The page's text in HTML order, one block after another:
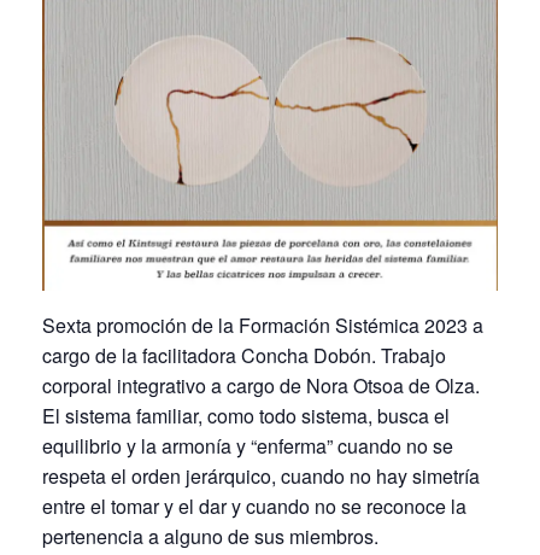
Sexta promoción de la Formación Sistémica 2023 a
cargo de la facilitadora Concha Dobón. Trabajo
corporal integrativo a cargo de Nora Otsoa de Olza.
El sistema familiar, como todo sistema, busca el
equilibrio y la armonía y “enferma” cuando no se
respeta el orden jerárquico, cuando no hay simetría
entre el tomar y el dar y cuando no se reconoce la
pertenencia a alguno de sus miembros.